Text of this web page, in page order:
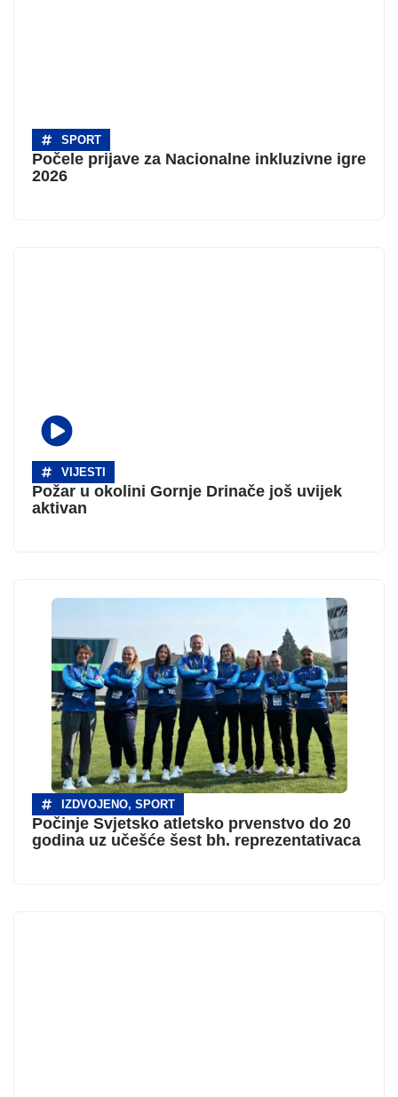
SPORT
Počele prijave za Nacionalne inkluzivne igre
2026
VIJESTI
Požar u okolini Gornje Drinače još uvijek
aktivan
IZDVOJENO, SPORT
Počinje Svjetsko atletsko prvenstvo do 20
godina uz učešće šest bh. reprezentativaca